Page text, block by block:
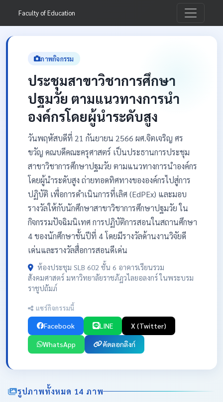
Faculty of Education
ภาพกิจกรรม
ประชุมสาขาวิชาการศึกษา
ปฐมวัย ตามแนวทางการนำ
องค์กรโดยผู้นำระดับสูง
วันพฤหัสบดีที่ 21 กันยายน 2566 ผศ.จิตเจริญ ศร
ขวัญ คณบดีคณะครุศาสตร์ เป็นประธานการประชุม
สาขาวิชาการศึกษาปฐมวัย ตามแนวทางการนำองค์กร
โดยผู้นำระดับสูง ถ่ายทอดทิศทางขององค์กรไปสู่การ
ปฏิบัติ เพื่อการดำเนินการที่เลิศ (EdPEx) และมอบ
รางวัลให้กับนักศึกษาสาขาวิชาการศึกษาปฐมวัย ใน
กิจกรรมปัจฉิมนิเทศ การปฏิบัติการสอนในสถานศึกษา
4 ของนักศึกษาชั้นปีที่ 4 โดยมีรางวัลด้านงานวิจัยดี
เด่นและรางวัลสื่อการสอนดีเด่น
ห้องประชุม SLB 602 ชั้น 6 อาคารเรียนรวม
สังคมศาสตร์ มหาวิทยาลัยราชภัฏวไลยอลงกร์ ในพระบรม
ราชูปถัมภ์
แชร์กิจกรรมนี้
Facebook LINE X (Twitter)
WhatsApp คัดลอกลิงก์
รูปภาพทั้งหมด 14 ภาพ